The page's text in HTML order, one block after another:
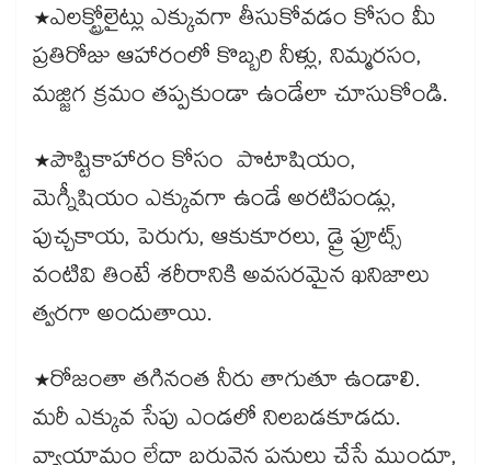
*ఎలక్ట్రోలైట్లు ఎక్కువగా తీసుకోవడం కోసం మీ
ప్రతిరోజు ఆహారంలో కొబ్బరి నీళ్లు, నిమ్మరసం,
మజ్జిగ క్రమం తప్పకుండా ఉండేలా చూసుకోండి.
*పౌష్టికాహారం కోసం పొటాషియం,
మెగ్నీషియం ఎక్కువగా ఉండే అరటిపండ్లు,
పుచ్చకాయ, పెరుగు, ఆకుకూరలు, డ్రై ఫ్రూట్స్‌
వంటివి తింటే శరీరానికి అవసరమైన ఖనిజాలు
త్వరగా అందుతాయి.
*రోజంతా తగినంత నీరు తాగుతూ ఉండాలి.
మరీ ఎక్కువ సేపు ఎండలో నిలబడకూడదు.